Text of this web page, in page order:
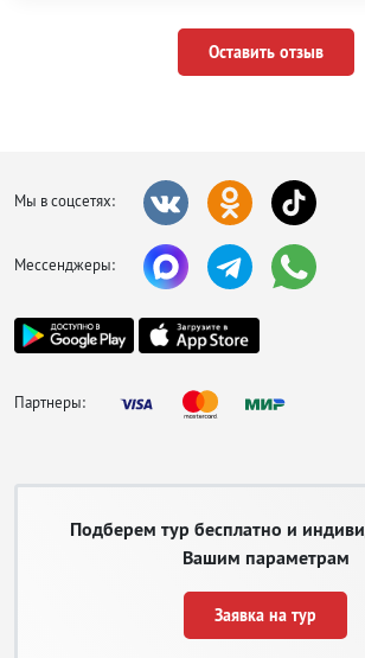
Оставить отзыв
Мы в соцсетях:
Мессенджеры:
Партнеры:
Подберем тур бесплатно и
Вашим параметрам
Заявка на тур